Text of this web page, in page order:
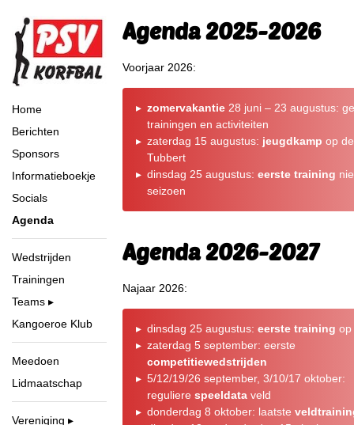
Home
Berichten
Sponsors
Informatieboekje
Socials
Agenda
Wedstrijden
Trainingen
Teams
Kangoeroe Klub
Meedoen
Lidmaatschap
Vereniging
Agenda 2025-2026
Voorjaar 2026:
zomervakantie 28 juni – 23 augustus:
trainingen en activiteiten
zaterdag 15 augustus: jeugdkamp op de
Tubbert
dinsdag 25 augustus: eerste training
seizoen
Agenda 2026-2027
Najaar 2026:
dinsdag 25 augustus: eerste training op
zaterdag 5 september: eerste
competitiewedstrijden
5/12/19/26 september, 3/10/17 oktober:
reguliere speeldata veld
donderdag 8 oktober: laatste